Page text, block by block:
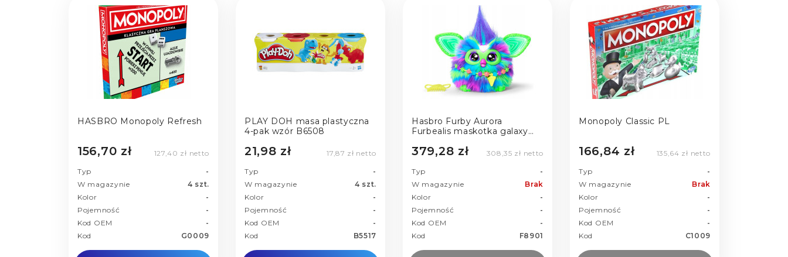
HASBRO Monopoly Refresh
156,70 zł 127,40 zł netto
Typ
-
W magazynie
4 szt.
Kolor
-
Pojemność
-
Kod OEM
-
Kod
G0009
PLAY DOH masa plastyczna
4-pak wzór B6508
21,98 zł 17,87 zł netto
Typ
-
W magazynie
4 szt.
Kolor
-
Pojemność
-
Kod OEM
-
Kod
B5517
Hasbro Furby Aurora
Furbealis maskotka galaxy
379,28 zł 308,35 zł netto
Typ
-
W magazynie
Brak
Kolor
-
Pojemność
-
Kod OEM
-
Kod
F8901
Monopoly Classic PL
166,84 zł 135,64 zł netto
Typ
-
W magazynie
Brak
Kolor
-
Pojemność
-
Kod OEM
-
Kod
C1009